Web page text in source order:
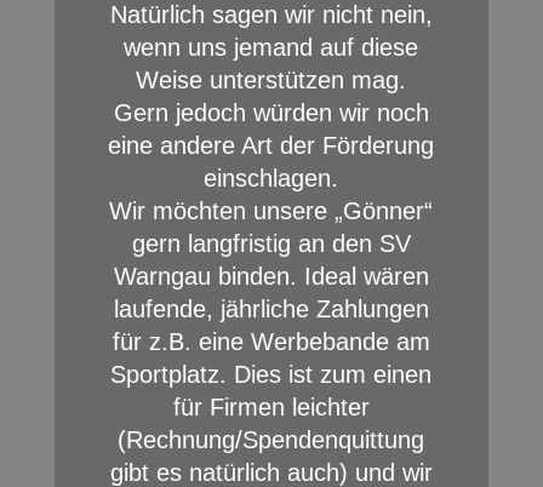
Natürlich sagen wir nicht nein,
wenn uns jemand auf diese
Weise unterstützen mag.
Gern jedoch würden wir noch
eine andere Art der Förderung
einschlagen.
Wir möchten unsere „Gönner“
gern langfristig an den SV
Warngau binden. Ideal wären
laufende, jährliche Zahlungen
für z.B. eine Werbebande am
Sportplatz. Dies ist zum einen
für Firmen leichter
(Rechnung/Spendenquittung
gibt es natürlich auch) und wir